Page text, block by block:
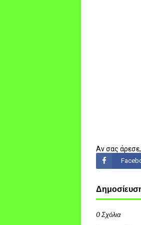
Αν σας άρεσε,
0 Σχόλια